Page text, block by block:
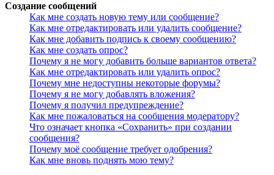
Создание сообщений
Как мне создать новую тему или сообщение?
Как мне отредактировать или удалить сообщение?
Как мне добавить подпись к своему сообщению?
Как мне создать опрос?
Почему я не могу добавить больше вариантов ответа?
Как мне отредактировать или удалить опрос?
Почему мне недоступны некоторые форумы?
Почему я не могу добавлять вложения?
Почему я получил предупреждение?
Как мне пожаловаться на сообщения модератору?
Что означает кнопка «Сохранить» при создании
сообщения?
Почему моё сообщение требует одобрения?
Как мне вновь поднять мою тему?